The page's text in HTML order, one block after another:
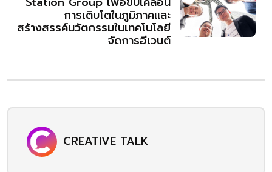
การเติบโตในภูมิภาคและ
สร้างสรรค์นวัตกรรมในเทคโนโลยี
จัดการอีเวนต์
CREATIVE TALK